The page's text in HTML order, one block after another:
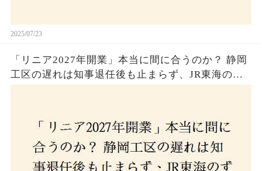
2025/07/23
「リニア2027年開業」本当に間に合うのか？ 静岡
工区の遅れは知事退任後も止まらず、JR東海のず